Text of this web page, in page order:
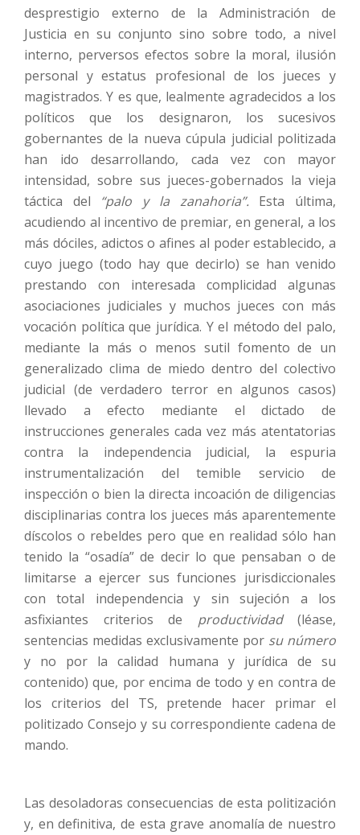
desprestigio externo de la Administración de
Justicia en su conjunto sino sobre todo, a nivel
interno, perversos efectos sobre la moral, ilusión
personal y estatus profesional de los jueces y
magistrados. Y es que, lealmente agradecidos a los
políticos que los designaron, los sucesivos
gobernantes de la nueva cúpula judicial politizada
han ido desarrollando, cada vez con mayor
intensidad, sobre sus jueces-gobernados la vieja
táctica del “palo y la zanahoria”. Esta última,
acudiendo al incentivo de premiar, en general, a los
más dóciles, adictos o afines al poder establecido, a
cuyo juego (todo hay que decirlo) se han venido
prestando con interesada complicidad algunas
asociaciones judiciales y muchos jueces con más
vocación política que jurídica. Y el método del palo,
mediante la más o menos sutil fomento de un
generalizado clima de miedo dentro del colectivo
judicial (de verdadero terror en algunos casos)
llevado a efecto mediante el dictado de
instrucciones generales cada vez más atentatorias
contra la independencia judicial, la espuria
instrumentalización del temible servicio de
inspección o bien la directa incoación de diligencias
disciplinarias contra los jueces más aparentemente
díscolos o rebeldes pero que en realidad sólo han
tenido la “osadía” de decir lo que pensaban o de
limitarse a ejercer sus funciones jurisdiccionales
con total independencia y sin sujeción a los
asfixiantes criterios de productividad(léase,
sentencias medidas exclusivamente por su número
y no por la calidad humana y jurídica de su
contenido) que, por encima de todo y en contra de
los criterios del TS, pretende hacer primar el
politizado Consejo y su correspondiente cadena de
mando.
Las desoladoras consecuencias de esta politización
y, en definitiva, de esta grave anomalía de nuestro